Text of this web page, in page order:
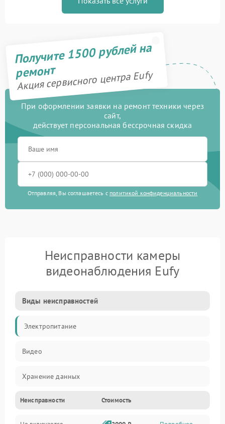
Получите 1500 рублей на
ремонт
Акция сервисного центра Eufy
При оформлении заявки на ремонт техники через
сайт,
действует персональная бессрочная скидка
Отправляя, Вы соглашаетесь с политикой конфиденциальности
Неисправности камеры
видеонаблюдения Eufy
Виды неисправностей
Электропитание
Видео
Хранение данных
Неисправности Стоимость